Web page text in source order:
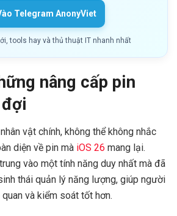
Telegram AnonyViet
tools hay và thủ thuật IT nhanh nhất
nâng cấp pin
vật chính, không thể không nhắc
diện về pin mà iOS 26 mang lại.
vào một tính năng duy nhất mà đã
thái quản lý năng lượng, giúp người
và kiểm soát tốt hơn.